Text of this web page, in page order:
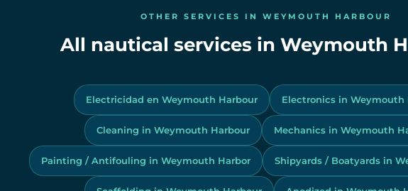
OTHER SERVICES IN WEYMOUTH HARBOUR
All nautical services in Weymouth
Electricidad en Weymouth Harbour Electronics in Weymouth
Cleaning in Weymouth Harbour Mechanics in Weymouth
Painting / Antifouling in Weymouth Harbor Shipyards / Boatyards in